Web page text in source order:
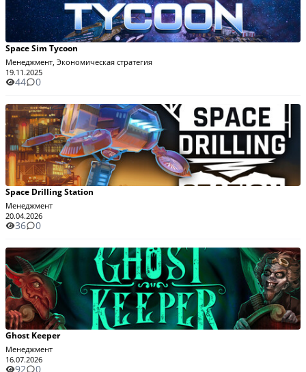
Space Sim Tycoon
Менеджмент, Экономическая стратегия
19.11.2025
44 0
Space Drilling Station
Менеджмент
20.04.2026
36 0
Ghost Keeper
Менеджмент
16.07.2026
92 0